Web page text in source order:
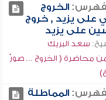
الخروج
على يزيد , خروج
على يزيد
سعد البريك
محاضرة ( الخروج ... صورٌ
المماطلة